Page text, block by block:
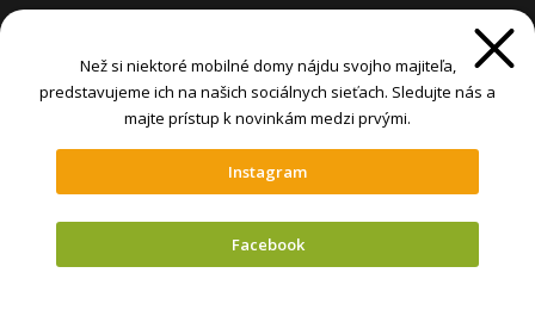
Podmienky použitia
VYTVORILA
Než si niektoré mobilné domy nájdu svojho majiteľa,
predstavujeme ich na našich sociálnych sieťach. Sledujte nás a
majte prístup k novinkám medzi prvými.
Instagram
Facebook